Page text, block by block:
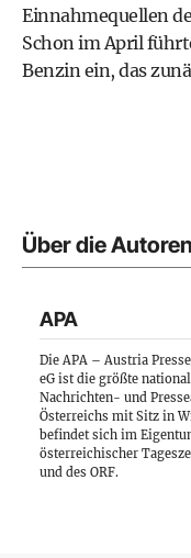
Einnahmequellen
Schon im April
Benzin ein, das
Über die Autoren
APA
Die APA – Austria
eG ist die größte
Nachrichten- und
Österreichs mit Sitz in
befindet sich im
österreichischer
und des ORF.